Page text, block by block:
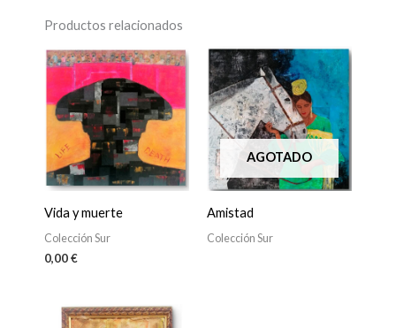
Productos relacionados
Vida y muerte
Colección Sur
0,00€
AGOTADO
Amistad
Colección Sur